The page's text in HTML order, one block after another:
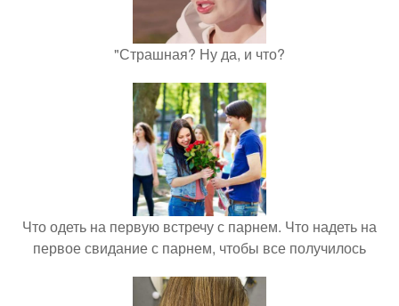
"Страшная? Ну да, и что?
Что одеть на первую встречу с парнем. Что надеть на
первое свидание с парнем, чтобы все получилось